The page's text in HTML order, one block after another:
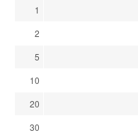
1
2
5
10
20
30